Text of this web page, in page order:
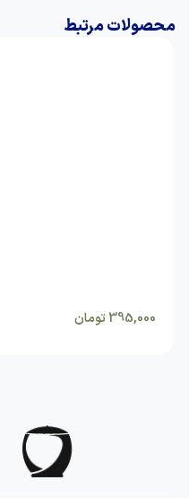
محصولات مرتبط
395,000تومان